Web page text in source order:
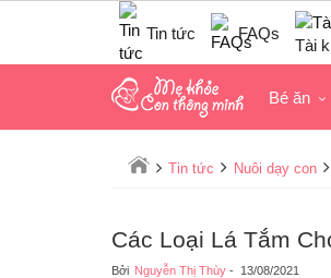
Tin tức FAQs
Tài
Bé ăn
Tin tức Nuôi dạy con
Các Loại Lá Tắm
Bởi Nguyễn Thị Thùy - 13/08/2021